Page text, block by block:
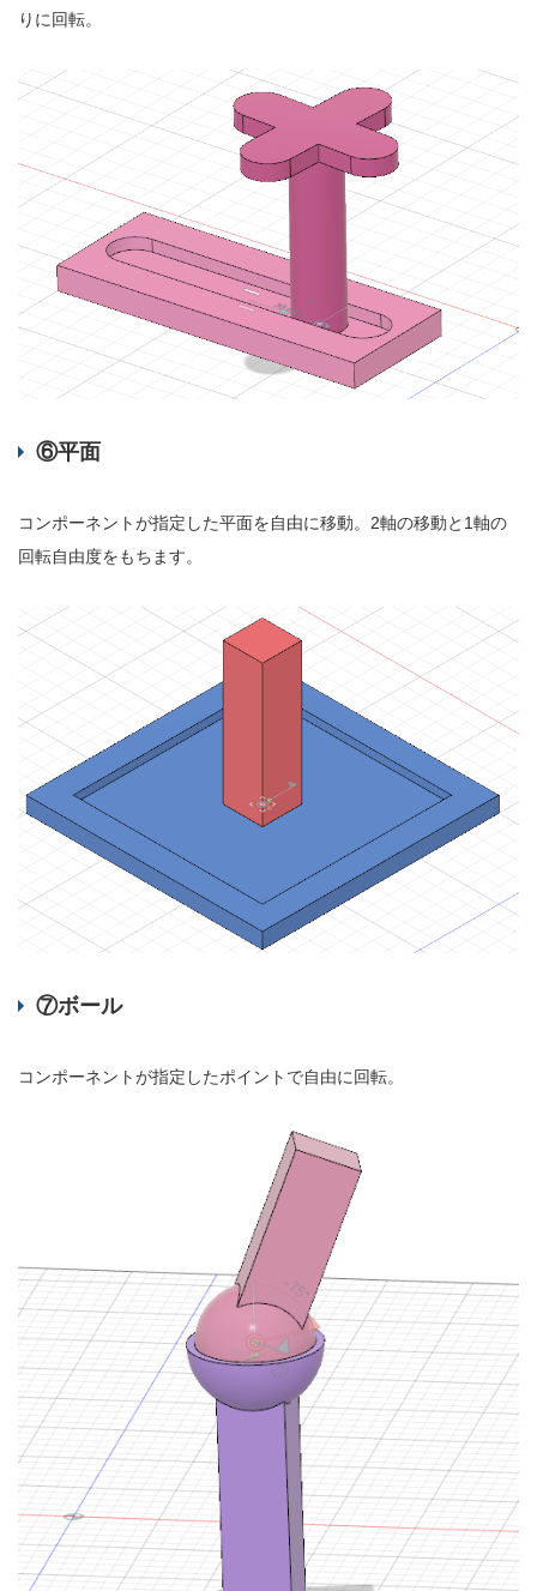
りに回転。
⑥平面
コンポーネントが指定した平面を自由に移動。2軸の移動と1軸の
回転自由度をもちます。
⑦ボール
コンポーネントが指定したポイントで自由に回転。